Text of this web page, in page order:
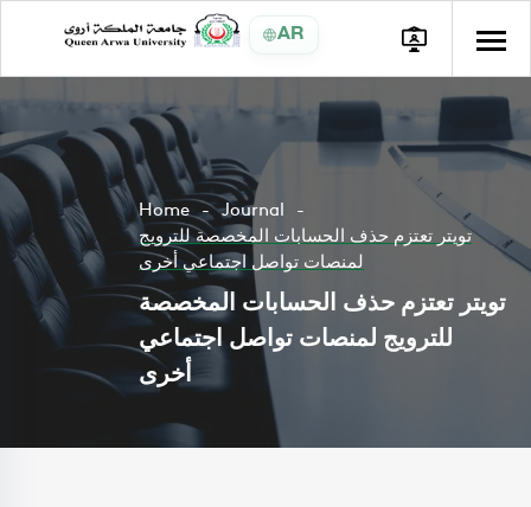
AR
Home
Journal
تويتر تعتزم حذف الحسابات المخصصة للترويج
لمنصات تواصل اجتماعي أخرى
تويتر تعتزم حذف الحسابات المخصصة
للترويج لمنصات تواصل اجتماعي
أخرى